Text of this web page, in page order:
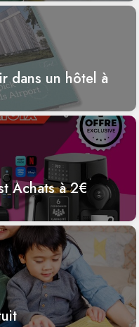
dans un hôtel à
Achats à 2€